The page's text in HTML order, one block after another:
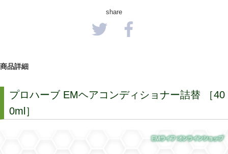
share
商品詳細
プロハーブ EMヘアコンディショナー詰替 ［40
0ml］